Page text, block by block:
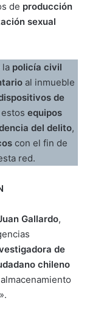
de producción
sexual
la policía civil
al inmueble
de
equipos
del delito,
con el fin de
red.
Gallardo,
de
chileno